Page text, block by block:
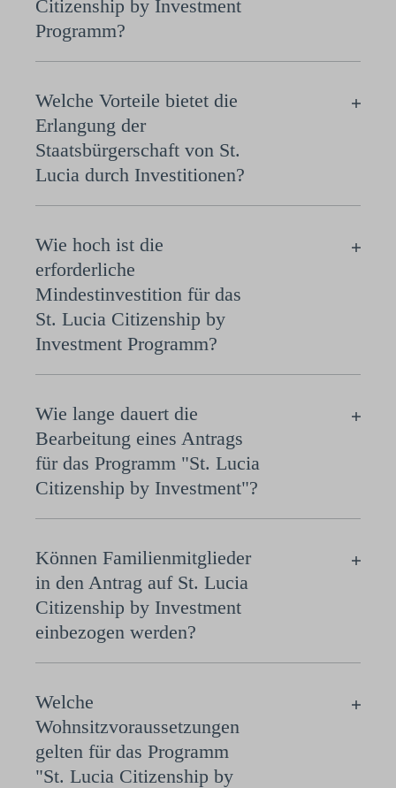
Citizenship by Investment
Programm?
Welche Vorteile bietet die
Erlangung der
Staatsbürgerschaft von St.
Lucia durch Investitionen?
Wie hoch ist die
erforderliche
Mindestinvestition für das
St. Lucia Citizenship by
Investment Programm?
Wie lange dauert die
Bearbeitung eines Antrags
für das Programm "St. Lucia
Citizenship by Investment"?
Können Familienmitglieder
in den Antrag auf St. Lucia
Citizenship by Investment
einbezogen werden?
Welche
Wohnsitzvoraussetzungen
gelten für das Programm
"St. Lucia Citizenship by